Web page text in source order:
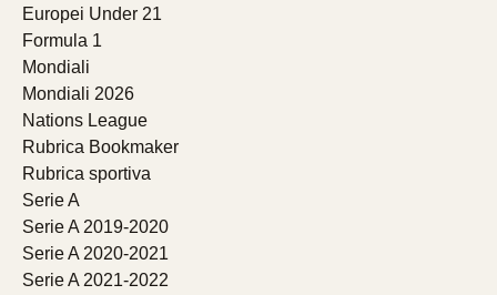
Europei Under 21
Formula 1
Mondiali
Mondiali 2026
Nations League
Rubrica Bookmaker
Rubrica sportiva
Serie A
Serie A 2019-2020
Serie A 2020-2021
Serie A 2021-2022